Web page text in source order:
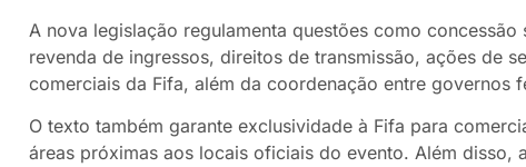
A nova legislação regulamenta questões como
revenda de ingressos, direitos de transmissão, ações de
comerciais da Fifa, além da coordenação entre governos
O texto também garante exclusividade à Fifa para
áreas próximas aos locais oficiais do evento. Além disso,